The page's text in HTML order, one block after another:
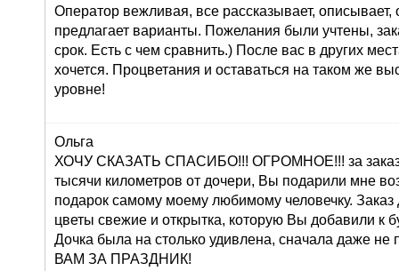
Оператор вежливая, все рассказывает, описывает,
предлагает варианты. Пожелания были учтены,
срок. Есть с чем сравнить.) После вас в других
хочется. Процветания и оставаться на таком же
уровне!
Ольга
ХОЧУ СКАЗАТЬ СПАСИБО!!! ОГРОМНОЕ!!! за заказ
тысячи километров от дочери, Вы подарили мне
подарок самому моему любимому человечку.
цветы свежие и открытка, которую Вы добавили к
Дочка была на столько удивлена, сначала даже
ВАМ ЗА ПРАЗДНИК!